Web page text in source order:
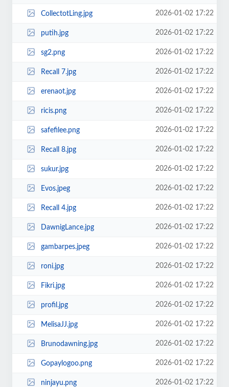
CollectotLing.jpg 2026-01-02 17:22
putih.jpg 2026-01-02 17:22
sg2.png 2026-01-02 17:22
Recall 7.jpg 2026-01-02 17:22
erenaot.jpg 2026-01-02 17:22
ricis.png 2026-01-02 17:22
safefilee.png 2026-01-02 17:22
Recall 8.jpg 2026-01-02 17:22
sukur.jpg 2026-01-02 17:22
Evos.jpeg 2026-01-02 17:22
Recall 4.jpg 2026-01-02 17:22
DawnigLance.jpg 2026-01-02 17:22
gambarpes.jpeg 2026-01-02 17:22
roni.jpg 2026-01-02 17:22
Fikri.jpg 2026-01-02 17:22
profil.jpg 2026-01-02 17:22
MelisaJJ.jpg 2026-01-02 17:22
Brunodawning.jpg 2026-01-02 17:22
Gopaylogoo.png 2026-01-02 17:22
ninjayu.png 2026-01-02 17:22